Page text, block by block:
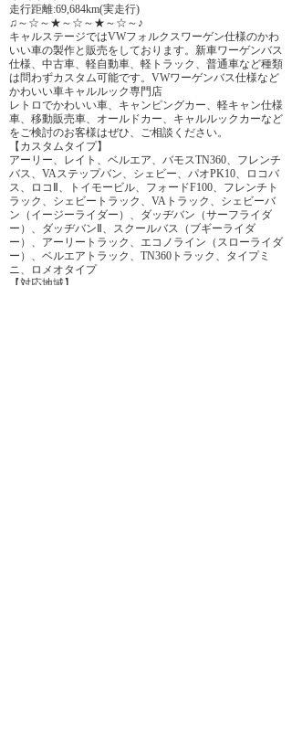
走行距離:69,684km(実走行)
♫～☆～★～☆～★～☆～♪
キャルステージではVWフォルクスワーゲン仕様のかわ
いい車の製作と販売をしております。新車ワーゲンバス
仕様、中古車、軽自動車、軽トラック、普通車など種類
は問わずカスタム可能です。VWワーゲンバス仕様など
かわいい車キャルルック専門店
レトロでかわいい車、キャンピングカー、軽キャン仕様
車、移動販売車、オールドカー、キャルルックカーなど
をご検討のお客様はぜひ、ご相談ください。
【カスタムタイプ】
アーリー、レイト、ベルエア、バモスTN360、フレンチ
バス、VAステップバン、シェビー、パオPK10、ロコバ
ス、ロコⅡ、トイモービル、フォードF100、フレンチト
ラック、シェビートラック、VAトラック、シェビーバ
ン（イージーライダー）、ダッヂバン（サーフライダ
ー）、ダッヂバンⅡ、スクールバス（ブギーライダ
ー）、アーリートラック、エコノライン（スローライダ
ー）、ベルエアトラック、TN360トラック、タイプミ
ニ、ロメオタイプ
【対応地域】